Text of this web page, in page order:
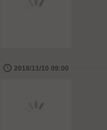
🕔 2018/11/10 09:00